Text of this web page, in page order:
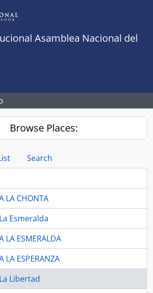
Asamblea Nacional del
Browse Places:
Search
LA CHONTA
Esmeralda
LA ESMERALDA
LA ESPERANZA
Libertad